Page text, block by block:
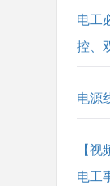
电工
控、
电源
【
电工